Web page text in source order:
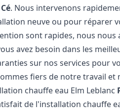
. Nous intervenons
neuve ou pour réparer
sont rapides, nous nous
avez besoin dans les
sur nos services pour
fiers de notre travail et
chauffe eau Elm Leblanc
de l'installation chauffe